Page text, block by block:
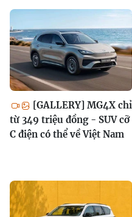
[GALLERY] MG4X chỉ
từ 349 triệu đồng - SUV cỡ
C điện có thể về Việt Nam